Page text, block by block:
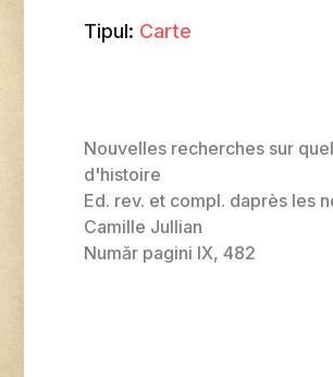
Tipul: Carte